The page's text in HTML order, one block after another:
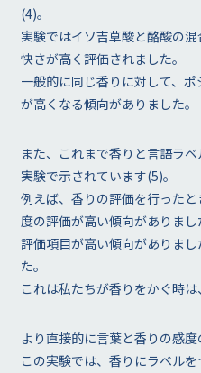
(4)。
実験ではイソ吉草酸と酪酸の
快さが高く評価されました。
一般的に同じ香りに対して、
が高くなる傾向がありました。
また、これまで香りと言語ラ
実験で示されています(5)。
例えば、香りの評価を行った
度の評価が高い傾向がありま
評価項目が高い傾向がありま
た。
これは私たちが香りをかぐ時
より直接的に言葉と香りの感
この実験では、香りにラベル